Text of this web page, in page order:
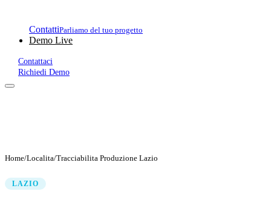
ContattiParliamo del tuo progetto
Demo Live
Contattaci
Richiedi Demo
Home/Localita/Tracciabilita Produzione Lazio
LAZIO